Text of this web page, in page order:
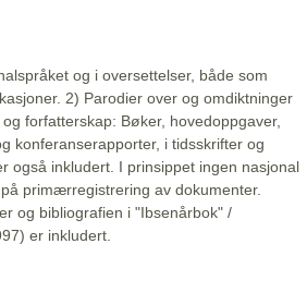
og i oversettelser, både som
2) Parodier over og omdiktninger
forfatterskap: Bøker, hovedoppgaver,
konferanserapporter, i tidsskrifter og
også inkludert. I prinsippet ingen nasjonal
primærregistrering av dokumenter.
og bibliografien i "Ibsenårbok" /
er inkludert.